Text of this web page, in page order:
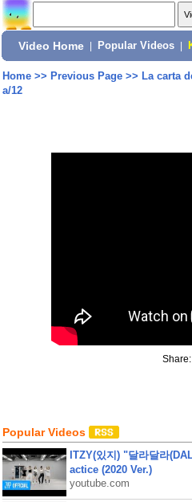
Video Home Popular Videos
Home>> Previous Page>> La carta
a/12
Share:
Popular Videos
ITZY(있지) "달라달라
actice (2020 Ver.)
youtube.com